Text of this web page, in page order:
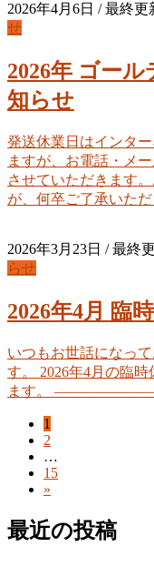
2026年4月6日 / 最終更
せ
2026年 ゴー
知らせ
発送休業日はインタ
ますが、お電話・メ
させていただきます
が、何卒ご了承いた
2026年3月23日 / 最終
らせ
2026年4月 臨
いつもお世話になっ
す。 2026年4月の臨
ます。
稿
固
定
ペ
ー
ジ
1
固
定
ペ
ー
ジ
2
…
固
定
ー
15
»
最近の投稿